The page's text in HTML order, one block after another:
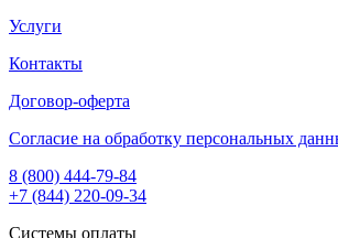
Услуги
Контакты
Договор-оферта
Согласие на обработку персональных
8 (800) 444-79-84
+7 (844) 220-09-34
Системы оплаты